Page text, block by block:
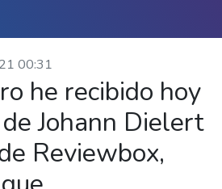
00:31
he recibido hoy
Johann Dielert
Reviewbox,